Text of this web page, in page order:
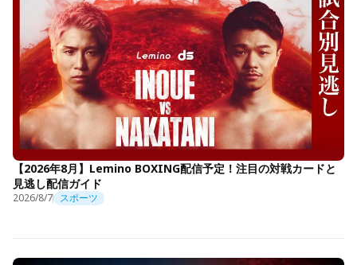
【2026年8月】Lemino BOXING配信予定！注目の対戦カードと
見逃し配信ガイド
2026/8/7 スポーツ